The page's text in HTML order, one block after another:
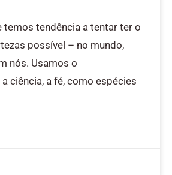
temos tendência a tentar ter o
possível – no mundo,
nós. Usamos o
ciência, a fé, como espécies